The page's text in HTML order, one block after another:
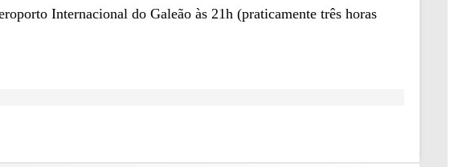
Internacional do Galeão às 21h (praticamente três horas